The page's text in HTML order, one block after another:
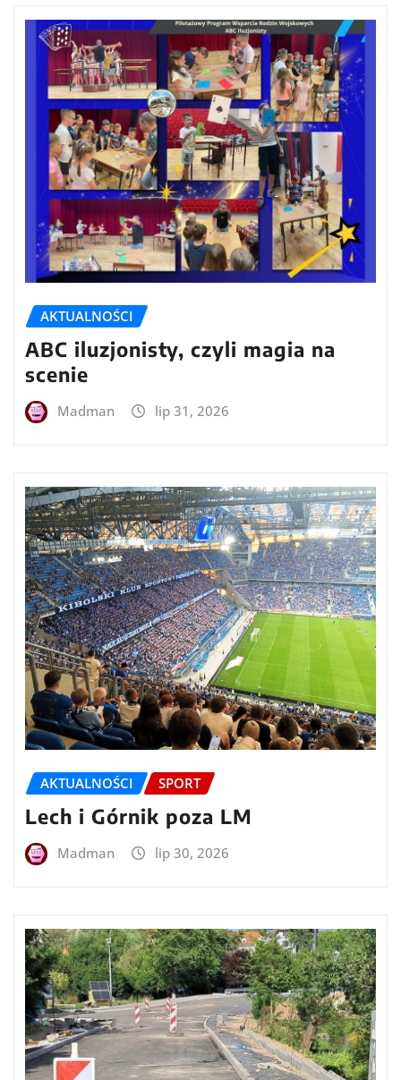
AKTUALNOŚCI
ABC iluzjonisty, czyli magia na
scenie
Madman lip 31, 2026
AKTUALNOŚCI SPORT
Lech i Górnik poza LM
Madman lip 30, 2026